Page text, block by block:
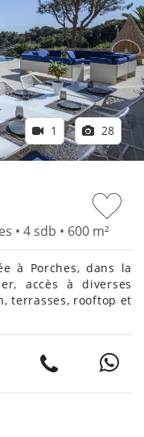
1 28
• 4 sdb • 600 m²
à Porches, dans la
accès à diverses
terrasses, rooftop et